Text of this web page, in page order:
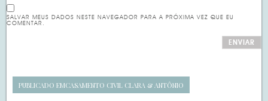
SALVAR MEUS DADOS NESTE NAVEGADOR PARA A PRÓXIMA VEZ QUE EU
COMENTAR.
PUBLICADO EMCASAMENTO CIVIL CLARA & ANTÔNIO